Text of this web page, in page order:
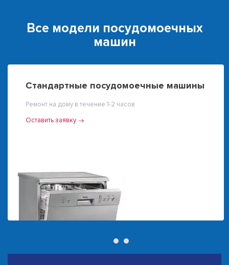
Все модели посудомоечных
машин
Стандартные посудомоечные машины
Ремонт на дому в течение 1-2 часов
Оставить заявку